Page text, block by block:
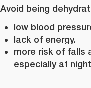
Avoid being
low blood
lack of energy.
more risk of falls
especially at